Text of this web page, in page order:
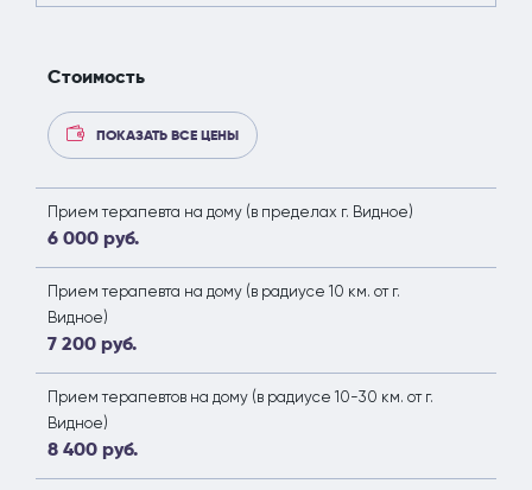
Стоимость
ПОКАЗАТЬ ВСЕ ЦЕНЫ
Прием терапевта на дому (в пределах г. Видное)
6 000 руб.
Прием терапевта на дому (в радиусе 10 км. от г.
Видное)
7 200 руб.
Прием терапевтов на дому (в радиусе 10-30 км. от г.
Видное)
8 400 руб.